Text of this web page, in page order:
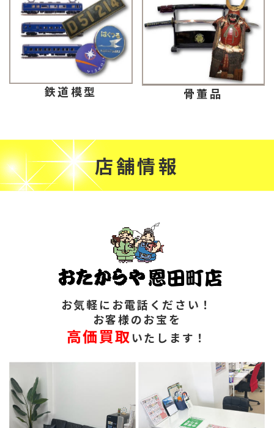
鉄道模型 骨董品
店舗情報
お気軽にお電話ください！
お客様のお宝を
高価買取 いたします！